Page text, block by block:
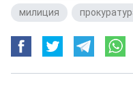
милиция